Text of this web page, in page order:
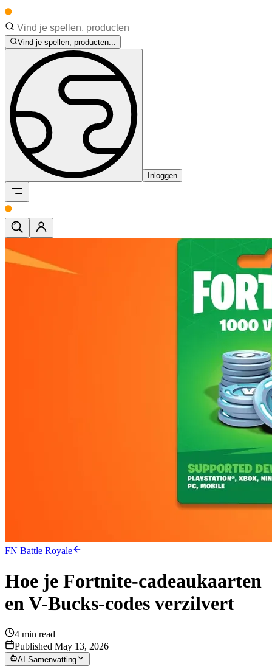
Vind je spellen, producten...
Inloggen
FN Battle Royale
Hoe je Fortnite-cadeaukaarten
en V-Bucks-codes verzilvert
4 min read
Published May 13, 2026
AI Samenvatting